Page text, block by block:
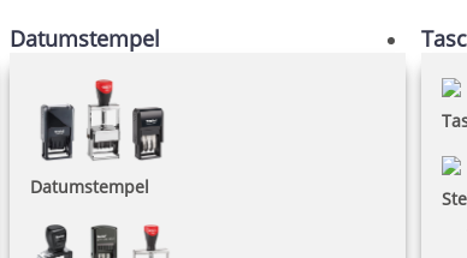
Datumstempel
Datumstempel